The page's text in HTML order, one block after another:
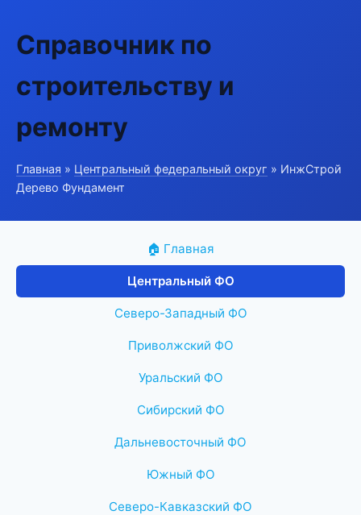
Справочник по
строительству и
ремонту
Главная » Центральный федеральный округ » ИнжСтрой
Дерево Фундамент
🏠 Главная
Центральный ФО
Северо-Западный ФО
Приволжский ФО
Уральский ФО
Сибирский ФО
Дальневосточный ФО
Южный ФО
Северо-Кавказский ФО